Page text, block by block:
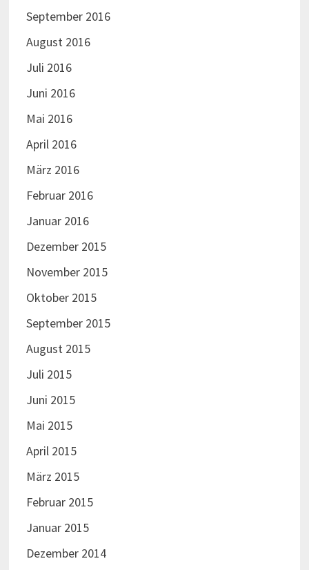
September 2016
August 2016
Juli 2016
Juni 2016
Mai 2016
April 2016
März 2016
Februar 2016
Januar 2016
Dezember 2015
November 2015
Oktober 2015
September 2015
August 2015
Juli 2015
Juni 2015
Mai 2015
April 2015
März 2015
Februar 2015
Januar 2015
Dezember 2014